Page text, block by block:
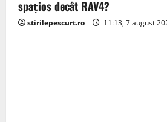
spațios decât RAV4?
stirilepescurt.ro 11:13, 7 august